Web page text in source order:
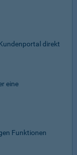
direkt
eine
Funktionen